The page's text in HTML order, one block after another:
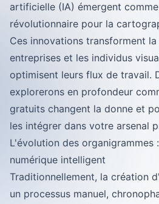
artificielle (IA) émergent
révolutionnaire pour la
Ces innovations transforment
entreprises et les individus
optimisent leurs flux de travail.
explorerons en profondeur
gratuits changent la donne et
les intégrer dans votre arsenal
L'évolution des organigrammes
numérique intelligent
Traditionnellement, la création
un processus manuel,